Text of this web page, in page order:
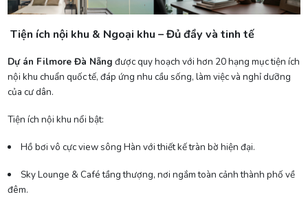
Tiện ích nội khu & Ngoại khu – Đủ đầy và tinh tế
Dự án Filmore Đà Nẵng được quy hoạch với hơn 20 hạng mục tiện ích
nội khu chuẩn quốc tế, đáp ứng nhu cầu sống, làm việc và nghỉ dưỡng
của cư dân.
Tiện ích nội khu nổi bật:
Hồ bơi vô cực view sông Hàn với thiết kế tràn bờ hiện đại.
Sky Lounge & Café tầng thượng, nơi ngắm toàn cảnh thành phố về
đêm.